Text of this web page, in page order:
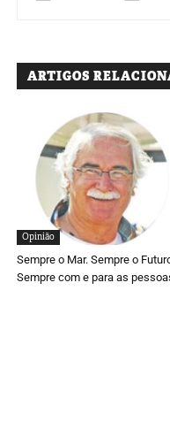
ARTIGOS
Opinião
Sempre o Mar. Sempre o
Sempre com e para as